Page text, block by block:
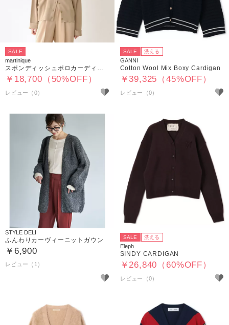
SALE
martinique
スポンディッシュポロカーディガン
￥18,700（50%OFF）
SALE 洗える
GANNI
Cotton Wool Mix Boxy Cardigan
￥39,325（45%OFF）
STYLE DELI
ふんわりカーヴィーニットガウン
￥6,900
レビュー（1）
SALE 洗える
Eleph
SINDY CARDIGAN
￥26,840（60%OFF）